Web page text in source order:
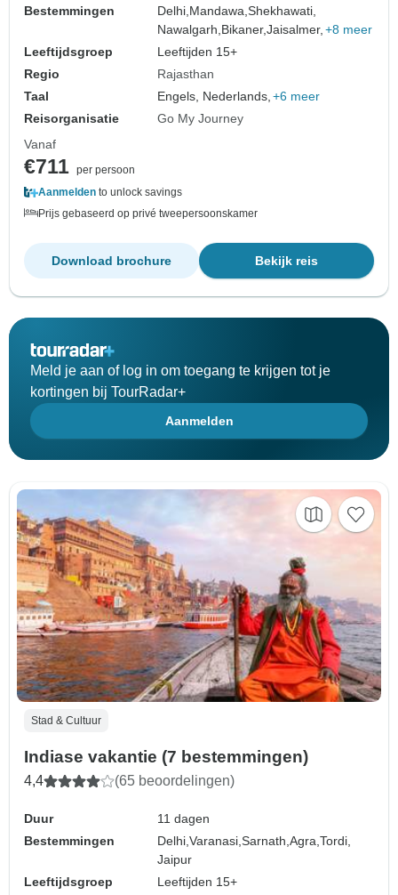
Bestemmingen
Delhi, Mandawa,Shekhawati,
Nawalgarh, Bikaner,Jaisalmer, +8 meer
Leeftijdsgroep
Leeftijden 15+
Regio
Rajasthan
Taal
Engels, Nederlands, +6 meer
Reisorganisatie
Go My Journey
Vanaf
€711 per persoon
Aanmelden to unlock savings
Prijs gebaseerd op privé tweepersoonskamer
Bekijk reis
Download brochure
Meld je aan of log in om toegang te krijgen tot je
kortingen bij TourRadar+
Aanmelden
Stad & Cultuur
Indiase vakantie (7 bestemmingen)
4,4 (65 beoordelingen)
Duur
11 dagen
Bestemmingen
Delhi,Varanasi,Sarnath,Agra,Tordi,
Jaipur
Leeftijdsgroep
Leeftijden 15+